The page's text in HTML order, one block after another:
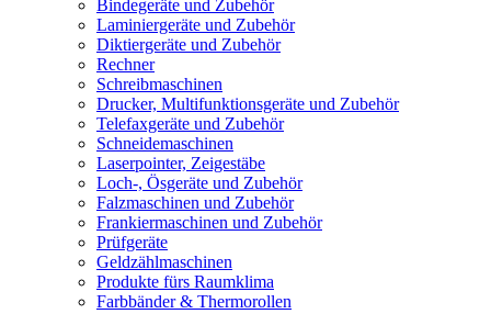
Bindegeräte und Zubehör
Laminiergeräte und Zubehör
Diktiergeräte und Zubehör
Rechner
Schreibmaschinen
Drucker, Multifunktionsgeräte und Zubehör
Telefaxgeräte und Zubehör
Schneidemaschinen
Laserpointer, Zeigestäbe
Loch-, Ösgeräte und Zubehör
Falzmaschinen und Zubehör
Frankiermaschinen und Zubehör
Prüfgeräte
Geldzählmaschinen
Produkte fürs Raumklima
Farbbänder & Thermorollen